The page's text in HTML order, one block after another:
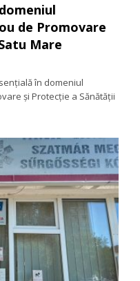
de Promovare
Mare
în domeniul
și Protecție a Sănătății